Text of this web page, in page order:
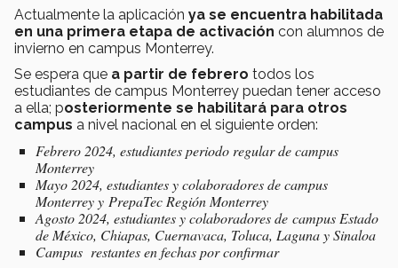
Actualmente la aplicación ya se encuentra habilitada
en una primera etapa de activación con alumnos de
invierno en campus Monterrey.
Se espera que a partir de febrero todos los
estudiantes de campus Monterrey puedan tener acceso
a ella; posteriormente se habilitará para otros
campus a nivel nacional en el siguiente orden:
Febrero 2024, estudiantes periodo regular de campus
Monterrey
Mayo 2024, estudiantes y colaboradores de campus
Monterrey y PrepaTec Región Monterrey
Agosto 2024, estudiantes y colaboradores de campus Estado
de México, Chiapas, Cuernavaca, Toluca, Laguna y Sinaloa
Campus restantes en fechas por confirmar